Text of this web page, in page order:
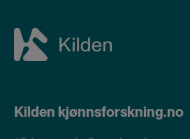
Kilden kjønnsforskning.no